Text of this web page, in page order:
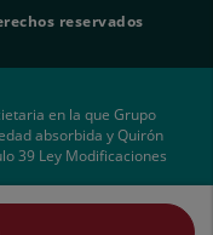
reservados
en la que Grupo
absorbida y Quirón
39 Ley Modificaciones